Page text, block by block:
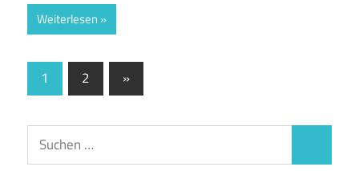
Weiterlesen
Seitennummerierung
der
Beiträge
1 2
Nächste
Beiträge
»
Suchen
nach: